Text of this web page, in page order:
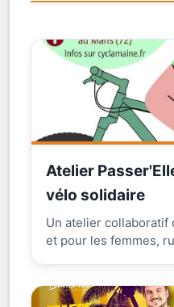
Atelier
vélo solidaire
Un atelier collaboratif
et pour les femmes,